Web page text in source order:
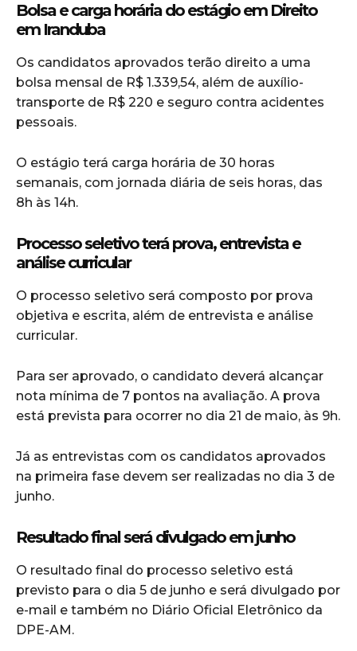
Bolsa e carga horária do estágio em Direito
em Iranduba
Os candidatos aprovados terão direito a uma
bolsa mensal de R$ 1.339,54, além de auxílio-
transporte de R$ 220 e seguro contra acidentes
pessoais.
O estágio terá carga horária de 30 horas
semanais, com jornada diária de seis horas, das
8h às 14h.
Processo seletivo terá prova, entrevista e
análise curricular
O processo seletivo será composto por prova
objetiva e escrita, além de entrevista e análise
curricular.
Para ser aprovado, o candidato deverá alcançar
nota mínima de 7 pontos na avaliação. A prova
está prevista para ocorrer no dia 21 de maio, às 9h.
Já as entrevistas com os candidatos aprovados
na primeira fase devem ser realizadas no dia 3 de
junho.
Resultado final será divulgado em junho
O resultado final do processo seletivo está
previsto para o dia 5 de junho e será divulgado por
e-mail e também no Diário Oficial Eletrônico da
DPE-AM.